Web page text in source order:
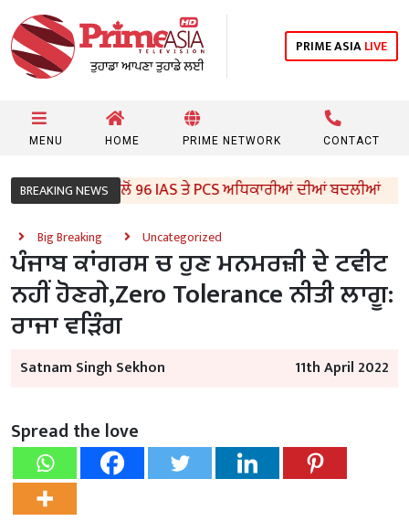
PRIME ASIALIVE
MENU HOME PRIME NETWORK CONTACT
BREAKING NEWS
ਪੰਜਾਬ ਸਰਕਾਰ ਵੱਲੋਂ 96 IAS ਤੇ PCS ਅਧਿਕਾਰੀਆਂ ਦੀਆਂ ਬਦਲੀਆਂ
Big Breaking Uncategorized
ਪੰਜਾਬ ਕਾਂਗਰਸ ਚ ਹੁਣ ਮਨਮਰਜ਼ੀ ਦੇ ਟਵੀਟ
ਨਹੀਂ ਹੋਣਗੇ,Zero Tolerance ਨੀਤੀ ਲਾਗੂ:
ਰਾਜਾ ਵੜਿੰਗ
Satnam Singh Sekhon 11th April 2022
Spread the love